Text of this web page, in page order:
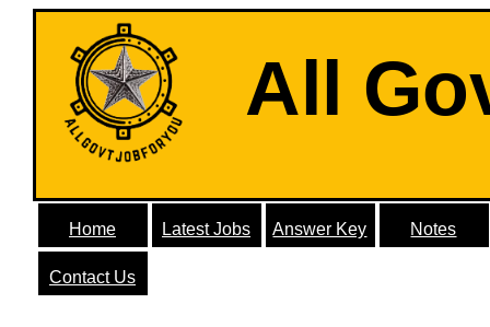
All
Home Latest Jobs Answer Key Notes
Contact Us